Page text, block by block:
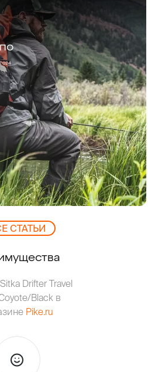
СТАТЬИ
Drifter Travel
Black в
Pike.ru